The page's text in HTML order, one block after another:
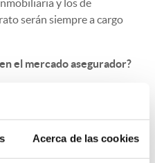
Acerca de las cookies
y los de
serán siempre a cargo
el mercado asegurador?
aseguradoras
los seguros de
un riesgo de 12 meses